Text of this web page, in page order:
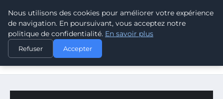
CLIMATE GUARDIAN
ACCUEIL
CHANGEMENTS CLIMATIQUES
CHANGEMENTS CLIMATIQUES : DES SOLUTIONS POUR UN
Nous utilisons des cookies pour améliorer votre expérience
de navigation. En poursuivant, vous acceptez notre
politique de confidentialité. En savoir plus
Refuser Accepter